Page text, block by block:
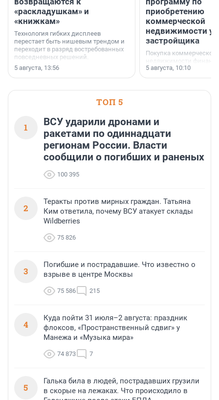
«раскладушкам» и
«книжкам»
Технология гибких дисплеев
перестает быть нишевым трендом и
переходит в разряд востребованных
повседневных решений.
5 августа, 13:56
приобретению
коммерческой
недвижимости у
застройщика
Покупка коммерческой
недвижимости
инструмент,
предпринимателей.
или готовый арендный
5 августа, 10:10
ТОП 5
1
ВСУ ударили дронами и
ракетами по одиннадцати
регионам России. Власти
сообщили о погибших и раненых
100 395
2
Теракты против мирных граждан. Татьяна
Ким ответила, почему ВСУ атакует склады
Wildberries
75 826
3
Погибшие и пострадавшие. Что известно о
взрыве в центре Москвы
75 586 215
4
Куда пойти 31 июля–2 августа: праздник
флоксов, «Пространственный сдвиг» у
Манежа и «Музыка мира»
74 873 7
5
Галька била в людей, пострадавших грузили
в скорые на лежаках. Что происходило в